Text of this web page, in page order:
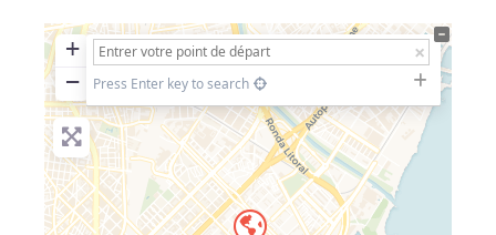
+
−
Press Enter key to search